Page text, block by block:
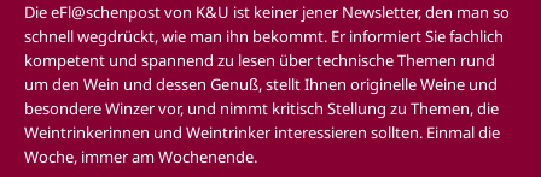
Die eFl@schenpost von K&U ist keiner jener Newsletter, den man so
schnell wegdrückt, wie man ihn bekommt. Er informiert Sie fachlich
kompetent und spannend zu lesen über technische Themen rund
um den Wein und dessen Genuß, stellt Ihnen originelle Weine und
besondere Winzer vor, und nimmt kritisch Stellung zu Themen, die
Weintrinkerinnen und Weintrinker interessieren sollten. Einmal die
Woche, immer am Wochenende.